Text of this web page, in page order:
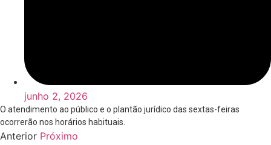
junho 2, 2026
O atendimento ao público e o plantão jurídico das sextas-feiras
ocorrerão nos horários habituais.
Anterior Próximo